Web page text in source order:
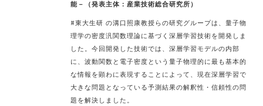
能－（発表主体：産業技術総合研究所）
#東大生研 の溝口照康教授らの研究グループは、量子物
理学の密度汎関数理論に基づく深層学習技術を開発しま
した。今回開発した技術では、深層学習モデルの内部
に、波動関数と電子密度という量子物理的に最も基本的
な情報を顕わに表現することによって、現在深層学習で
大きな問題となっている予測結果の解釈性・信頼性の問
題を解決しました。